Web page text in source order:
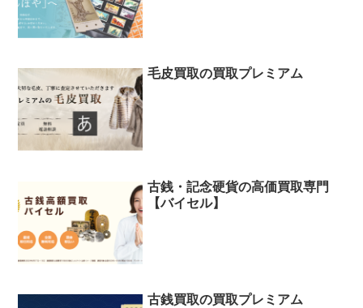
毛皮買取の買取プレミアム
古銭・記念硬貨の高価買取専門
【バイセル】
古銭買取の買取プレミアム